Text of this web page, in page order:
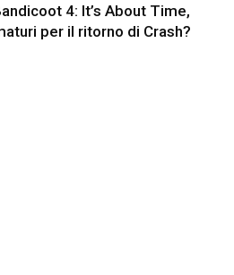
4: It’s About Time,
per il ritorno di Crash?